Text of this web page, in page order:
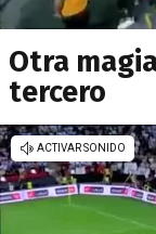
Otra
tercero